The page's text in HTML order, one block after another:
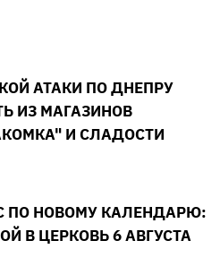
АТАКИ ПО ДНЕПРУ
ИЗ МАГАЗИНОВ
И СЛАДОСТИ
ПО НОВОМУ КАЛЕНДАРЮ:
В ЦЕРКОВЬ 6 АВГУСТА